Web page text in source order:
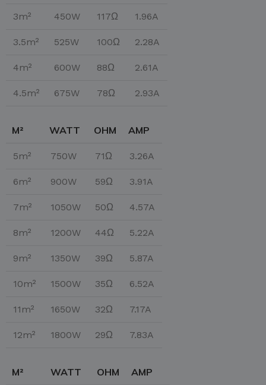
3m² 450W 117Ω 1.96A
3.5m² 525W 100Ω 2.28A
4m² 600W 88Ω 2.61A
4.5m² 675W 78Ω 2.93A
M² WATT OHM AMP
5m² 750W 71Ω 3.26A
6m² 900W 59Ω 3.91A
7m² 1050W 50Ω 4.57A
8m² 1200W 44Ω 5.22A
9m² 1350W 39Ω 5.87A
10m² 1500W 35Ω 6.52A
11m² 1650W 32Ω 7.17A
12m² 1800W 29Ω 7.83A
M² WATT OHM AMP